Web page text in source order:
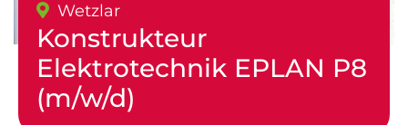
Wetzlar
Konstrukteur
Elektrotechnik EPLAN P8
(m/w/d)